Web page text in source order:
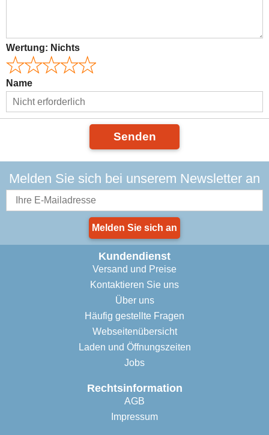
Wertung: Nichts
Name
Senden
Melden Sie sich bei unserem Newsletter an
Melden Sie sich an
Kundendienst
Versand und Preise
Kontaktieren Sie uns
Über uns
Häufig gestellte Fragen
Webseitenübersicht
Laden und Öffnungszeiten
Jobs
Rechtsinformation
AGB
Impressum